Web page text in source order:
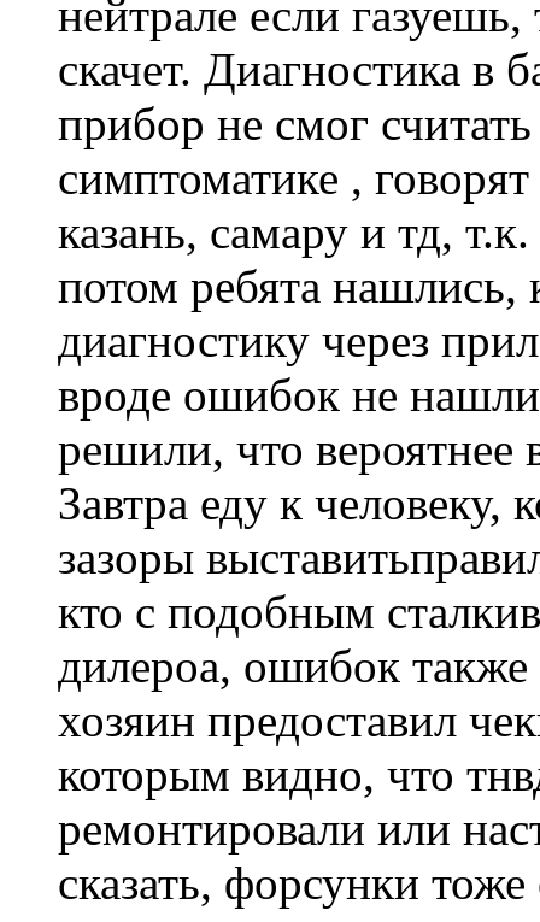
нейтрале если
скачет. Диагностика в
прибор не смог
симптоматике ,
казань, самару и тд,
потом ребята нашлись,
диагностику через
вроде ошибок не
решили, что вероятнее
Завтра еду к человеку,
зазоры
кто с подобным
дилероа, ошибок
хозяин предоставил
которым видно, что
ремонтировали или
сказать, форсунки